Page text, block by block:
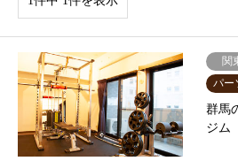
関
パー
群馬
ジム